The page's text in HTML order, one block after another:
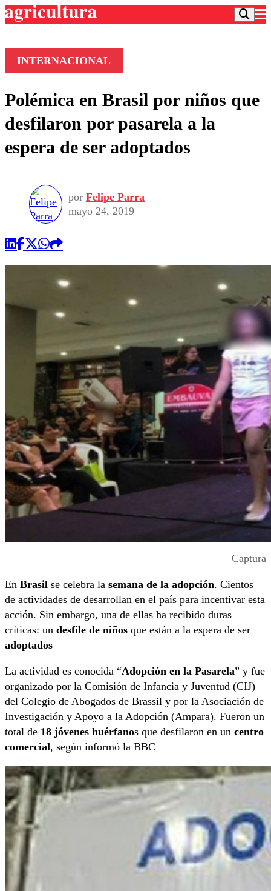
Frecuencias
Deportes
Colo Colo
Seleccion Chilena
Torneo Internacional
Entretención
Economía
Internacional
Publicaciones en medios
Opinión
INTERNACIONAL
Polémica en Brasil por niños que
desfilaron por pasarela a la
espera de ser adoptados
por Felipe Parra
mayo 24, 2019
Captura
En Brasil se celebra la semana de la adopción. Cientos
de actividades de desarrollan en el país para incentivar esta
acción. Sin embargo, una de ellas ha recibido duras
críticas: un desfile de niños que están a la espera de ser
adoptados
La actividad es conocida “Adopción en la Pasarela” y fue
organizado por la Comisión de Infancia y Juventud (CIJ)
del Colegio de Abogados de Brassil y por la Asociación de
Investigación y Apoyo a la Adopción (Ampara). Fueron un
total de 18 jóvenes huérfanos que desfilaron en un centro
comercial, según informó la BBC